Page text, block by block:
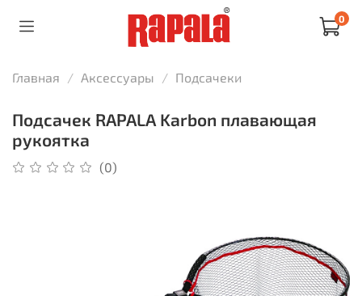
0
Главная Аксессуары Подсачеки
Подсачек RAPALA Karbon плавающая
рукоятка
(0)